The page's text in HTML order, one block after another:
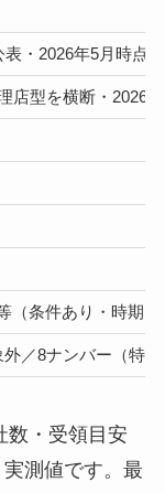
・2026年5月時点）
店型を横断・2026
（条件あり・時期
／8ナンバー（特
数・受領目安
測値です。最